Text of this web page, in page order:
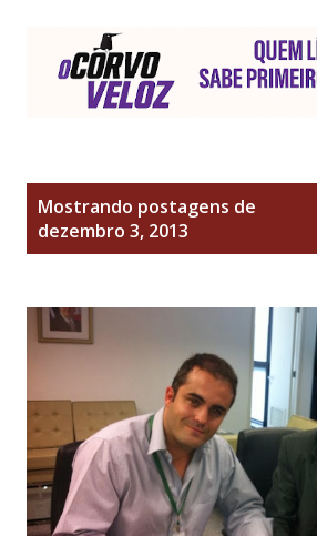
Mostrando postagens de
dezembro 3, 2013